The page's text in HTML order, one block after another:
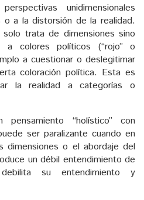
unidimensionales
o a la distorsión de la realidad.
trata de dimensiones sino
a colores políticos (“rojo” o
a cuestionar o deslegitimar
coloración política. Esta es
la realidad a categorías o
“holístico” con
ser paralizante cuando en
dimensiones o el abordaje del
un débil entendimiento de
su entendimiento y